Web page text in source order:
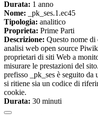
Durata: 1 anno
Nome: _pk_ses.1.ec45
Tipologia: analitico
Proprieta: Prime Parti
Descrizione: Questo nome di
analisi web open source
proprietari di siti Web a
misurare le prestazioni del
prefisso _pk_ses è seguito da
si ritiene sia un codice di
cookie.
Durata: 30 minuti